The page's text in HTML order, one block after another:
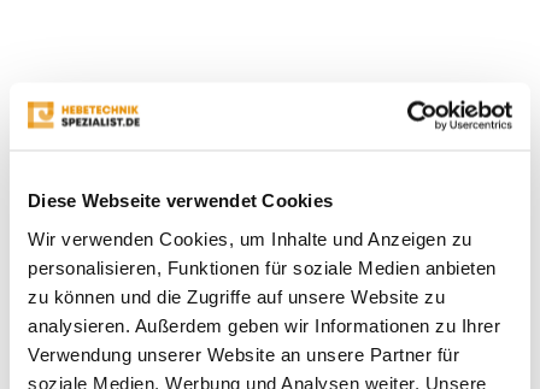
Diese Webseite verwendet Cookies
Wir verwenden Cookies, um Inhalte und Anzeigen zu
personalisieren, Funktionen für soziale Medien anbieten
zu können und die Zugriffe auf unsere Website zu
analysieren. Außerdem geben wir Informationen zu Ihrer
Verwendung unserer Website an unsere Partner für
soziale Medien, Werbung und Analysen weiter. Unsere
Bewertungen
Teilen